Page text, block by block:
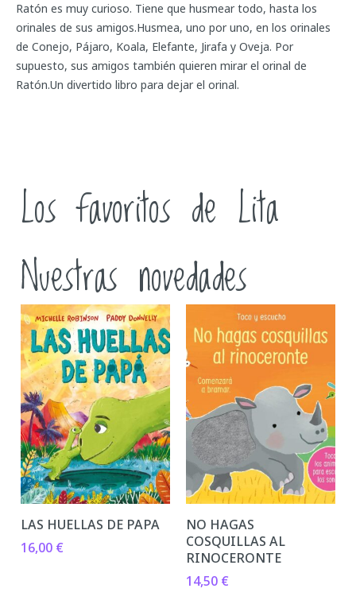
Ratón es muy curioso. Tiene que husmear todo, hasta los
orinales de sus amigos.Husmea, uno por uno, en los orinales
de Conejo, Pájaro, Koala, Elefante, Jirafa y Oveja. Por
supuesto, sus amigos también quieren mirar el orinal de
Ratón.Un divertido libro para dejar el orinal.
Los favoritos de Lita
Nuestras novedades
LAS HUELLAS DE PAPA
16,00 €
NO HAGAS
COSQUILLAS AL
RINOCERONTE
14,50 €